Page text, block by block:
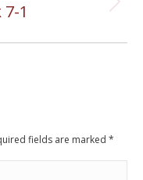
1
fields are marked *